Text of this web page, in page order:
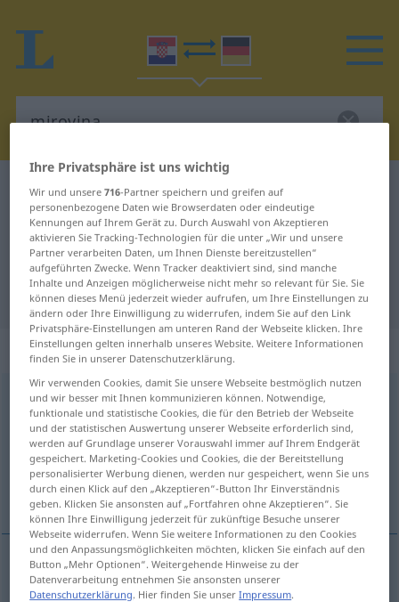
Kroatisch-Deutsch Wörterbuch mirovina
Kroatisch-Deutsch Übersetzung für
"mirovina"
"mirovina" Deutsch Übersetzung
„mirovina“
mirovina
Übersicht aller Übersetzungen
(Für mehr Details die Übersetzung anklicken/antippen)
Rente, Pension
Rentef mirovina
Ihre Privatsphäre ist uns wichtig
Wir und unsere716-Partner speichern und greifen auf
personenbezogene Daten wie Browserdaten oder eindeutige
Kennungen auf Ihrem Gerät zu. Durch Auswahl von Akzeptieren
aktivieren Sie Tracking-Technologien für die unter „Wir und unsere
Partner verarbeiten Daten, um Ihnen Dienste bereitzustellen“
aufgeführten Zwecke. Wenn Tracker deaktiviert sind, sind manche
Inhalte und Anzeigen möglicherweise nicht mehr so relevant für Sie. Sie
können dieses Menü jederzeit wieder aufrufen, um Ihre Einstellungen zu
ändern oder Ihre Einwilligung zu widerrufen, indem Sie auf den Link
Privatsphäre-Einstellungen am unteren Rand der Webseite klicken. Ihre
Einstellungen gelten innerhalb unseres Website. Weitere Informationen
finden Sie in unserer Datenschutzerklärung.
Wir verwenden Cookies, damit Sie unsere Webseite bestmöglich nutzen
und wir besser mit Ihnen kommunizieren können. Notwendige,
funktionale und statistische Cookies, die für den Betrieb der Webseite
und der statistischen Auswertung unserer Webseite erforderlich sind,
werden auf Grundlage unserer Vorauswahl immer auf Ihrem Endgerät
gespeichert. Marketing-Cookies und Cookies, die der Bereitstellung
personalisierter Werbung dienen, werden nur gespeichert, wenn Sie uns
durch einen Klick auf den „Akzeptieren“-Button Ihr Einverständnis
geben. Klicken Sie ansonsten auf „Fortfahren ohne Akzeptieren“. Sie
können Ihre Einwilligung jederzeit für zukünftige Besuche unserer
Webseite widerrufen. Wenn Sie weitere Informationen zu den Cookies
und den Anpassungsmöglichkeiten möchten, klicken Sie einfach auf den
Button „Mehr Optionen“. Weitergehende Hinweise zu der
Datenverarbeitung entnehmen Sie ansonsten unserer
Datenschutzerklärung. Hier finden Sie unserImpressum.